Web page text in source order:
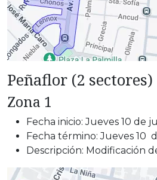
Peñaflor (2 sectores)
Zona 1
Fecha inicio: Jueves 10 de
Fecha término: Jueves 10
Descripción: Modificación